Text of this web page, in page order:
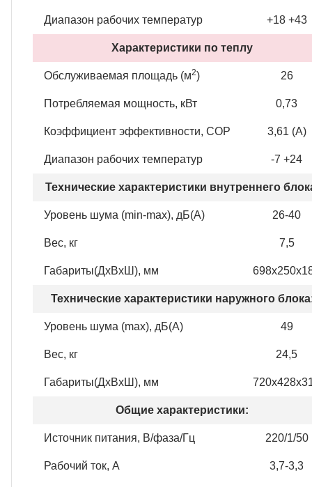
Диапазон рабочих температур +18 +43
Характеристики по теплу
Обслуживаемая площадь (м2) 26
Потребляемая мощность, кВт 0,73
Коэффициент эффективности, COP 3,61 (А)
Диапазон рабочих температур -7 +24
Технические характеристики внутреннего
Уровень шума (min-max), дБ(А) 26-40
Вес, кг 7,5
Габариты(ДхВхШ), мм
Технические характеристики наружного
Уровень шума (max), дБ(А) 49
Вес, кг 24,5
Габариты(ДхВхШ), мм
Общие характеристики:
Источник питания, В/фаза/Гц 220/1/50
Рабочий ток, А 3,7-3,3